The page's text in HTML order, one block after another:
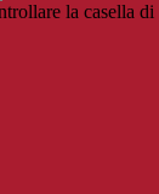
la casella di